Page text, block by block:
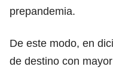
prepandemia.
De este modo, en
de destino con